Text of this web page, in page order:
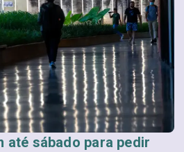
até sábado para pedir